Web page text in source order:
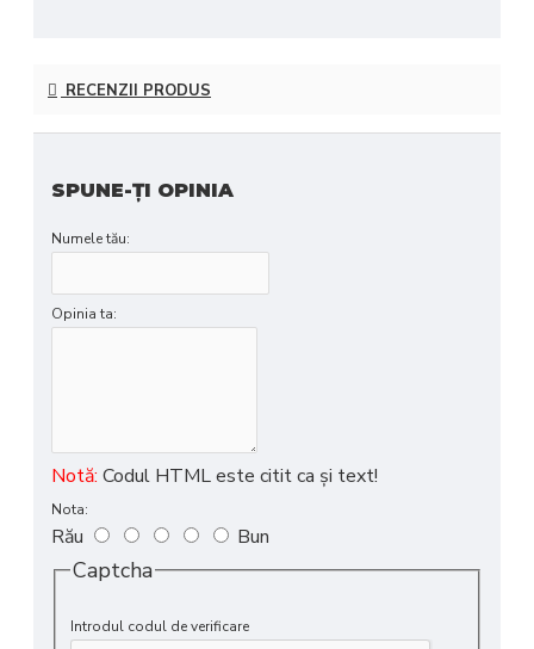
RECENZII PRODUS
SPUNE-ŢI OPINIA
Numele tău:
Opinia ta:
Notă: Codul HTML este citit ca şi text!
Nota:
Rău Bun
Captcha
Introdul codul de verificare